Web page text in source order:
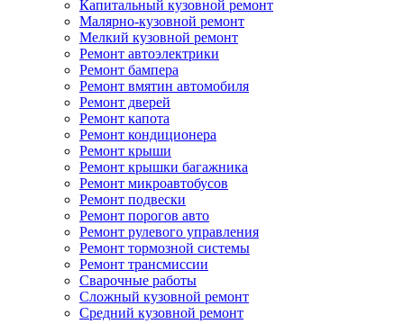
Капитальный кузовной ремонт
Малярно-кузовной ремонт
Мелкий кузовной ремонт
Ремонт автоэлектрики
Ремонт бампера
Ремонт вмятин автомобиля
Ремонт дверей
Ремонт капота
Ремонт кондиционера
Ремонт крыши
Ремонт крышки багажника
Ремонт микроавтобусов
Ремонт подвески
Ремонт порогов авто
Ремонт рулевого управления
Ремонт тормозной системы
Ремонт трансмиссии
Сварочные работы
Сложный кузовной ремонт
Средний кузовной ремонт